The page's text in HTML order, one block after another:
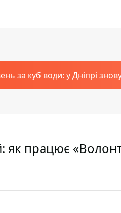
за куб води: у Дніпрі
як працює